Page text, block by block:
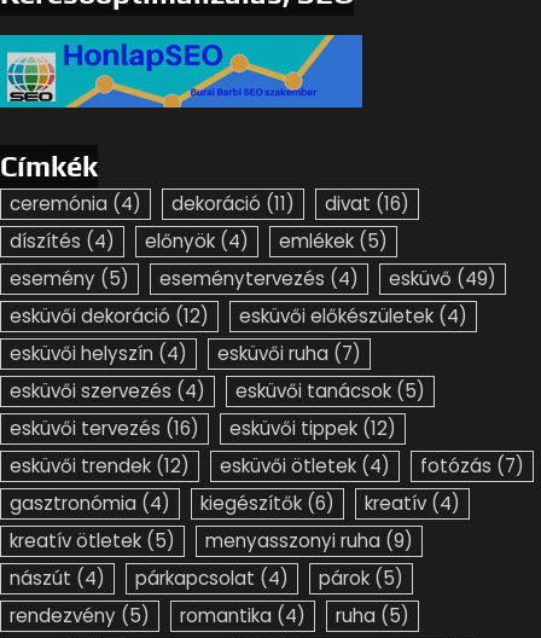
Címkék
ceremónia (4) dekoráció (11) divat (16)
díszítés (4) előnyök (4) emlékek (5)
esemény (5) eseménytervezés (4) esküvő (49)
esküvői dekoráció (12) esküvői előkészületek (4)
esküvői helyszín (4) esküvői ruha (7)
esküvői szervezés (4) esküvői tanácsok (5)
esküvői tervezés (16) esküvői tippek (12)
esküvői trendek (12) esküvői ötletek (4) fotózás (7)
gasztronómia (4) kiegészítők (6) kreatív (4)
kreatív ötletek (5) menyasszonyi ruha (9)
nászút (4) párkapcsolat (4) párok (5)
rendezvény (5) romantika (4) ruha (5)